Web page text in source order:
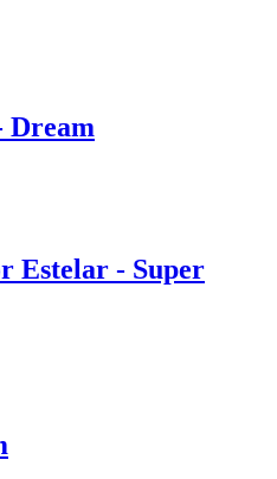
Dream
Estelar - Super